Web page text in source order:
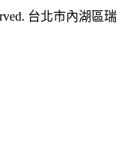
台北市內湖區瑞